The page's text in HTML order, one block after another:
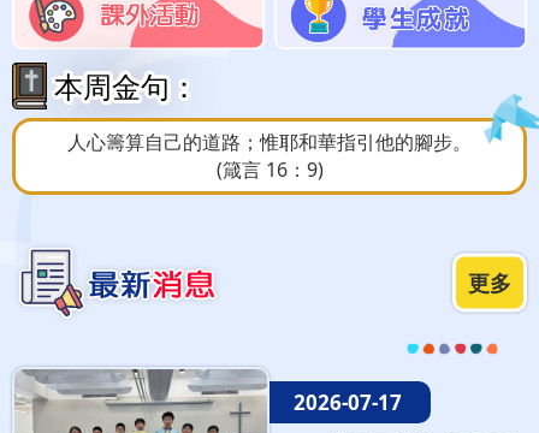
本周金句：
人心籌算自己的道路；惟耶和華指引他的腳步。
(箴言 16：9)
更多
2026-07-17